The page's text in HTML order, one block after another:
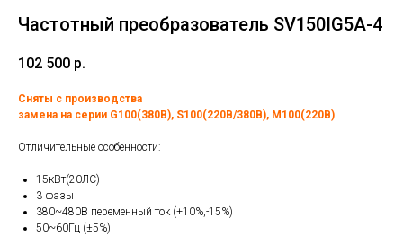
Частотный преобразователь SV150IG5A-4
102 500 р.
Сняты с производства
замена на серии G100(380В), S100(220В/380В), M100(220В)
Отличительные особенности:
15кВт(20ЛС)
3 фазы
380~480В переменный ток (+10%,-15%)
50~60Гц (±5%)